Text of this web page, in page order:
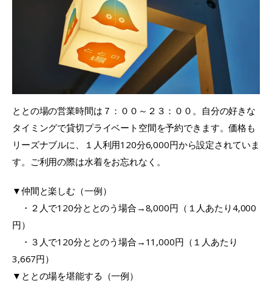
ととの場の営業時間は７：００～２３：００。自分の好きな
タイミングで貸切プライベート空間を予約できます。価格も
リーズナブルに、１人利用120分6,000円から設定されていま
す。ご利用の際は水着をお忘れなく。
▼仲間と楽しむ（一例）
・２人で120分ととのう場合→8,000円（１人あたり4,000
円）
・３人で120分ととのう場合→11,000円（１人あたり
3,667円）
▼ととの場を堪能する（一例）